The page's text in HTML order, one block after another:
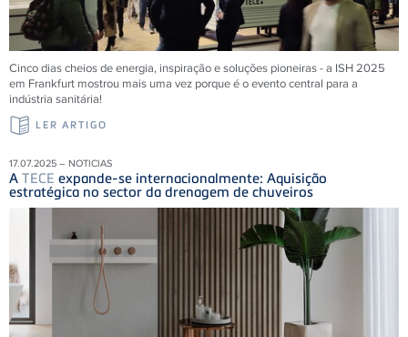
Cinco dias cheios de energia, inspiração e soluções pioneiras - a ISH 2025
em Frankfurt mostrou mais uma vez porque é o evento central para a
indústria sanitária!
LER ARTIGO
17.07.2025 – NOTICIAS
A TECE expande-se internacionalmente: Aquisição
estratégica no sector da drenagem de chuveiros